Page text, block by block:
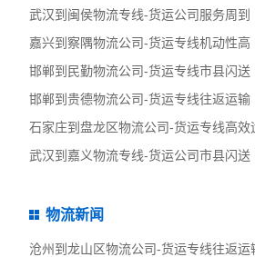
武汉到闽侯物流专线-货运公司服务周到
嘉兴到察隅物流公司-货运专线机动性高
邯郸到民勤物流公司-货运专线市县闪送
邯郸到贵德物流公司-货运专线往返运输
石家庄到盘龙区物流公司-货运专线高效
武汉到嘉义物流专线-货运公司市县闪送
物流新闻
沧州到龙山区物流公司-货运专线往返运